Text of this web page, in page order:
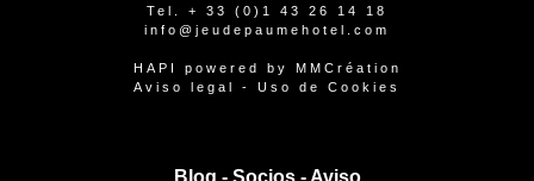
Tel. + 33 (0)1 43 26 14 18
info@jeudepaumehotel.com
HAPI powered by MMCréation
Aviso legal
- Uso de Cookies
Blog - Socios- Aviso